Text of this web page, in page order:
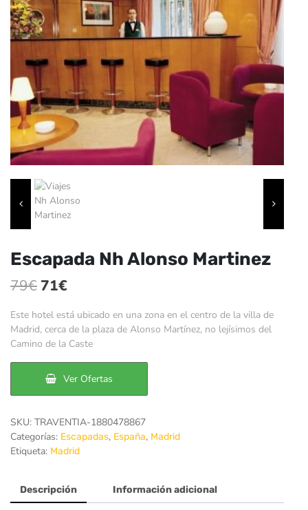
Escapada Nh Alonso Martinez
79€El
precio
original
era:
79€.
71€
precio
actual
es:
71€.
Este hotel está ubicado en una zona en el centro de la villa de
Madrid, cerca de la plaza de Alonso Martínez, no lejísimos del
Camino de la Caste
Ver Ofertas
SKU: TRAVENTIA-1880478867
Categorías: Escapadas, España, Madrid
Etiqueta: Madrid
Descripción Información adicional